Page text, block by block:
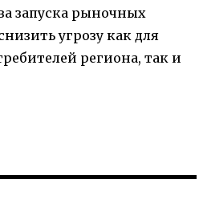
запуска рыночных
угрозу как для
региона, так и